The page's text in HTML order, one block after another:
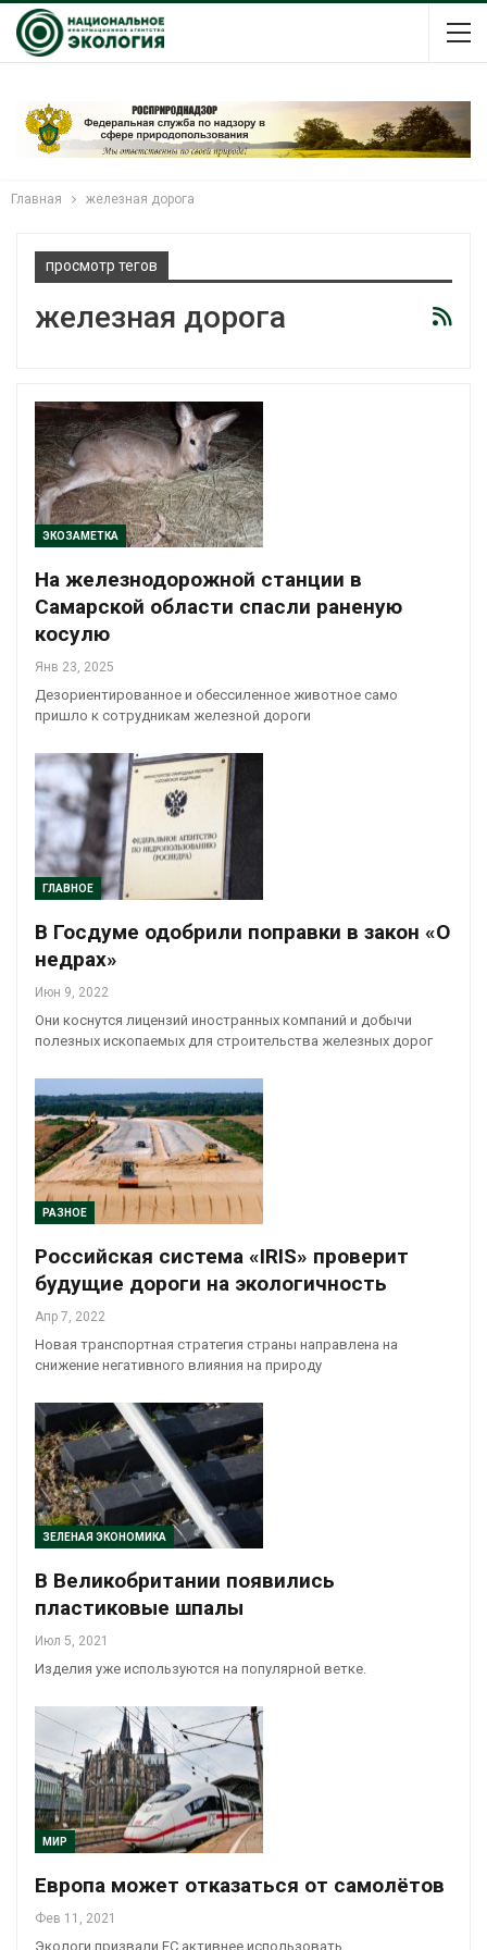
Главная железная дорога
просмотр тегов
железная дорога
ЭКОЗАМЕТКА
На железнодорожной станции в
Самарской области спасли раненую
косулю
Янв 23, 2025
Дезориентированное и обессиленное животное само
пришло к сотрудникам железной дороги
ГЛАВНОЕ
В Госдуме одобрили поправки в закон «О
недрах»
Июн 9, 2022
Они коснутся лицензий иностранных компаний и добычи
полезных ископаемых для строительства железных дорог
РАЗНОЕ
Российская система «IRIS» проверит
будущие дороги на экологичность
Апр 7, 2022
Новая транспортная стратегия страны направлена на
снижение негативного влияния на природу
ЗЕЛЕНАЯ ЭКОНОМИКА
В Великобритании появились
пластиковые шпалы
Июл 5, 2021
Изделия уже используются на популярной ветке.
МИР
Европа может отказаться от самолётов
Фев 11, 2021
Экологи призвали ЕС активнее использовать